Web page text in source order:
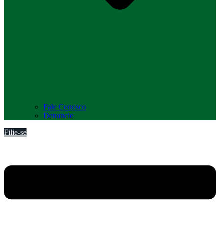
Fale Conosco
Denuncie
Filie-se